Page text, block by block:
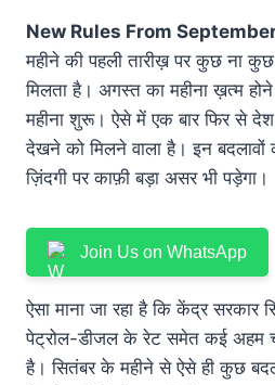
New Rules From
महीने की पहली तारीख़ पर कुछ ना
मिलता है। अगस्त का महीना ख़त्म
महीना शुरू। ऐसे में एक बार फिर से
देखने को मिलने वाला है। इन
ज़िंदगी पर काफ़ी बड़ा असर भी पड़ेगा।
Join Us on WhatsApp
ऐसा माना जा रहा है कि केंद्र सरकार
पेट्रोल-डीजल के रेट समेत कई अहम
है। सितंबर के महीने से ऐसे ही कुछ